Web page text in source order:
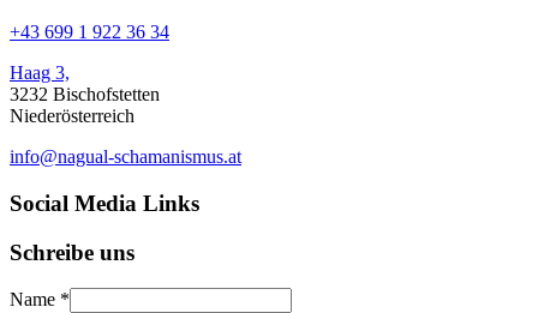
+43 699 1 922 36 34
Haag 3,
3232 Bischofstetten
Niederösterreich
info@nagual-schamanismus.at
Social Media Links
Schreibe uns
Name *